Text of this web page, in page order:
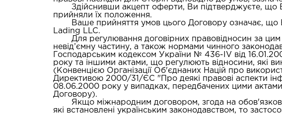
Здійснивши акцепт оферти, Ви підтверджуєте, що
прийняли їх положення.
Ваше прийняття умов цього Договору означає,
Lading LLC.
Для регулювання договірних правовідносин за
невід’ємну частину, а також нормами чинного
Господарським кодексом України № 436-IV від
року та іншими актами, що регулюють відносини, які
(Конвенцією Організації Об'єднаних Націй про
Директивою 2000/31/ЄС "Про деякі правові аспекти
08.06.2000 року у випадках, передбачених цими
Договору).
Якщо міжнародним договором, згода на
які встановлені українським законодавством, то